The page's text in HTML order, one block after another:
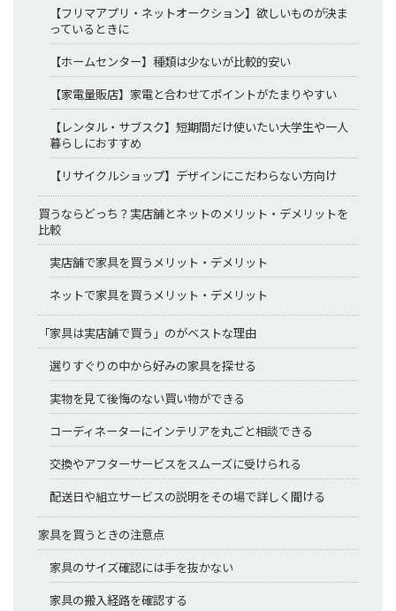
【フリマアプリ・ネットオークション】欲しいものが決ま
っているときに
【ホームセンター】種類は少ないが比較的安い
【家電量販店】家電と合わせてポイントがたまりやすい
【レンタル・サブスク】短期間だけ使いたい大学生や一人
暮らしにおすすめ
【リサイクルショップ】デザインにこだわらない方向け
買うならどっち？実店舗とネットのメリット・デメリットを
比較
実店舗で家具を買うメリット・デメリット
ネットで家具を買うメリット・デメリット
「家具は実店舗で買う」のがベストな理由
選りすぐりの中から好みの家具を探せる
実物を見て後悔のない買い物ができる
コーディネーターにインテリアを丸ごと相談できる
交換やアフターサービスをスムーズに受けられる
配送日や組立サービスの説明をその場で詳しく聞ける
家具を買うときの注意点
家具のサイズ確認には手を抜かない
家具の搬入経路を確認する